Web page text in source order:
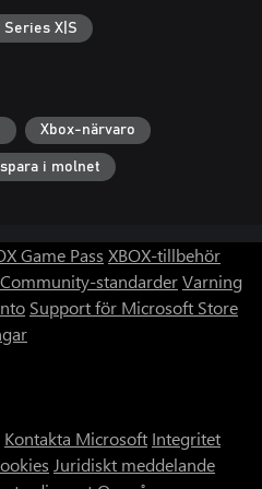
Series X|S
Xbox-närvaro
i molnet
Game Pass XBOX-tillbehör
Community-standarderVarning
Support för Microsoft Store
Kontakta Microsoft Integritet
Juridiskt meddelande